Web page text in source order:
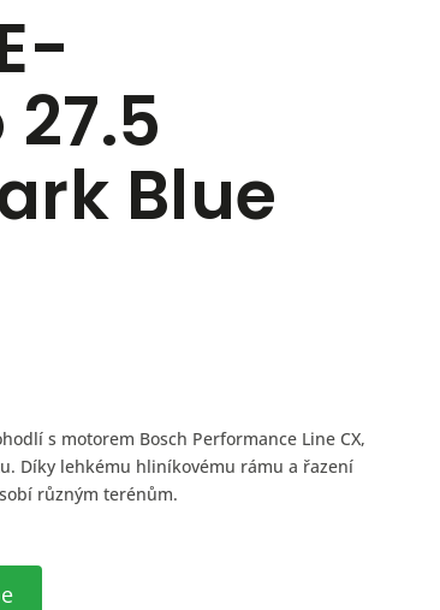
Blue
s motorem Bosch Performance Line CX,
Díky lehkému hliníkovému rámu a řazení
různým terénům.